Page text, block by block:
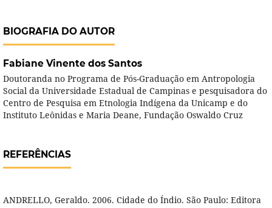
BIOGRAFIA DO AUTOR
Fabiane Vinente dos Santos
Doutoranda no Programa de Pós-Graduação em Antropologia
Social da Universidade Estadual de Campinas e pesquisadora do
Centro de Pesquisa em Etnologia Indígena da Unicamp e do
Instituto Leônidas e Maria Deane, Fundação Oswaldo Cruz
REFERÊNCIAS
ANDRELLO, Geraldo. 2006. Cidade do Índio. São Paulo: Editora